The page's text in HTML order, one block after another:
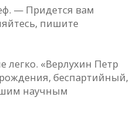
— Придется вам
пишите
легко. «Верлухин Петр
беспартийный,
научным